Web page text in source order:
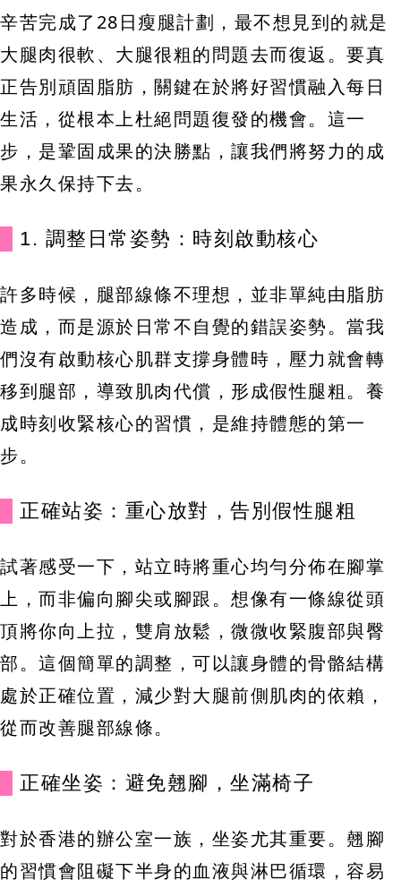
辛苦完成了28日瘦腿計劃，最不想見到的就是
大腿肉很軟、大腿很粗的問題去而復返。要真
正告別頑固脂肪，關鍵在於將好習慣融入每日
生活，從根本上杜絕問題復發的機會。這一
步，是鞏固成果的決勝點，讓我們將努力的成
果永久保持下去。
1. 調整日常姿勢：時刻啟動核心
許多時候，腿部線條不理想，並非單純由脂肪
造成，而是源於日常不自覺的錯誤姿勢。當我
們沒有啟動核心肌群支撐身體時，壓力就會轉
移到腿部，導致肌肉代償，形成假性腿粗。養
成時刻收緊核心的習慣，是維持體態的第一
步。
正確站姿：重心放對，告別假性腿粗
試著感受一下，站立時將重心均勻分佈在腳掌
上，而非偏向腳尖或腳跟。想像有一條線從頭
頂將你向上拉，雙肩放鬆，微微收緊腹部與臀
部。這個簡單的調整，可以讓身體的骨骼結構
處於正確位置，減少對大腿前側肌肉的依賴，
從而改善腿部線條。
正確坐姿：避免翹腳，坐滿椅子
對於香港的辦公室一族，坐姿尤其重要。翹腳
的習慣會阻礙下半身的血液與淋巴循環，容易